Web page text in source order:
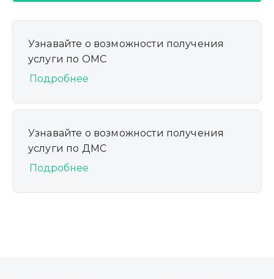
Узнавайте о возможности получения
услуги по ОМС
Подробнее
Узнавайте о возможности получения
услуги по ДМС
Подробнее